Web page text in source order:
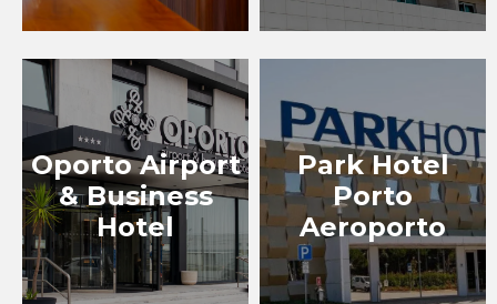
Oporto Airport
& Business
Hotel
Park Hotel
Porto
Aeroporto